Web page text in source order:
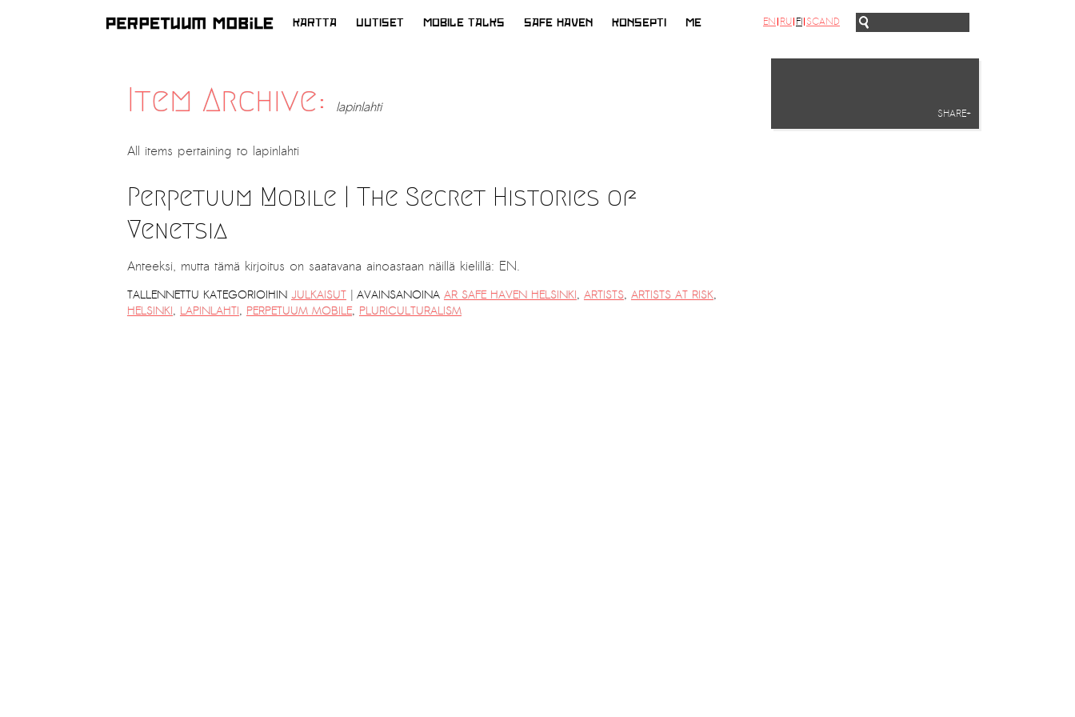
SIIRRY
KARTTA UUTISET MOBILE TALKS SAFE HAVEN KONSEPTI ME EN RU FI SCAND
Item Archive: lapinlahti
All items pertaining to lapinlahti
Perpetuum Mobile | The Secret Histories of
Venetsia
Anteeksi, mutta tämä kirjoitus on saatavana ainoastaan näillä kielillä: EN.
TALLENNETTU KATEGORIOIHIN JULKAISUT | AVAINSANOINA AR SAFE HAVEN HELSINKI, ARTISTS, ARTISTS AT RISK,
HELSINKI, LAPINLAHTI, PERPETUUM MOBILE, PLURICULTURALISM
SHARE+